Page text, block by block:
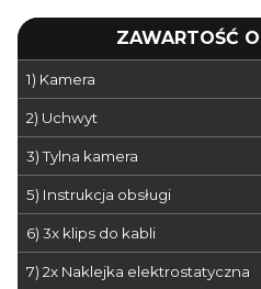
ZAWARTOŚĆ
1) Kamera
2) Uchwyt
3) Tylna kamera
5) Instrukcja obsługi
6) 3x klips do kabli
7) 2x Naklejka elektrostatyczna